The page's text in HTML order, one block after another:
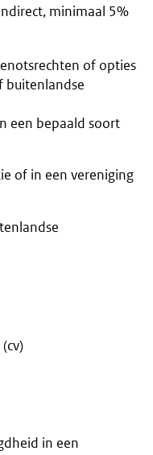
minimaal 5%
of opties
buitenlandse
een bepaald soort
of in een vereniging
in een